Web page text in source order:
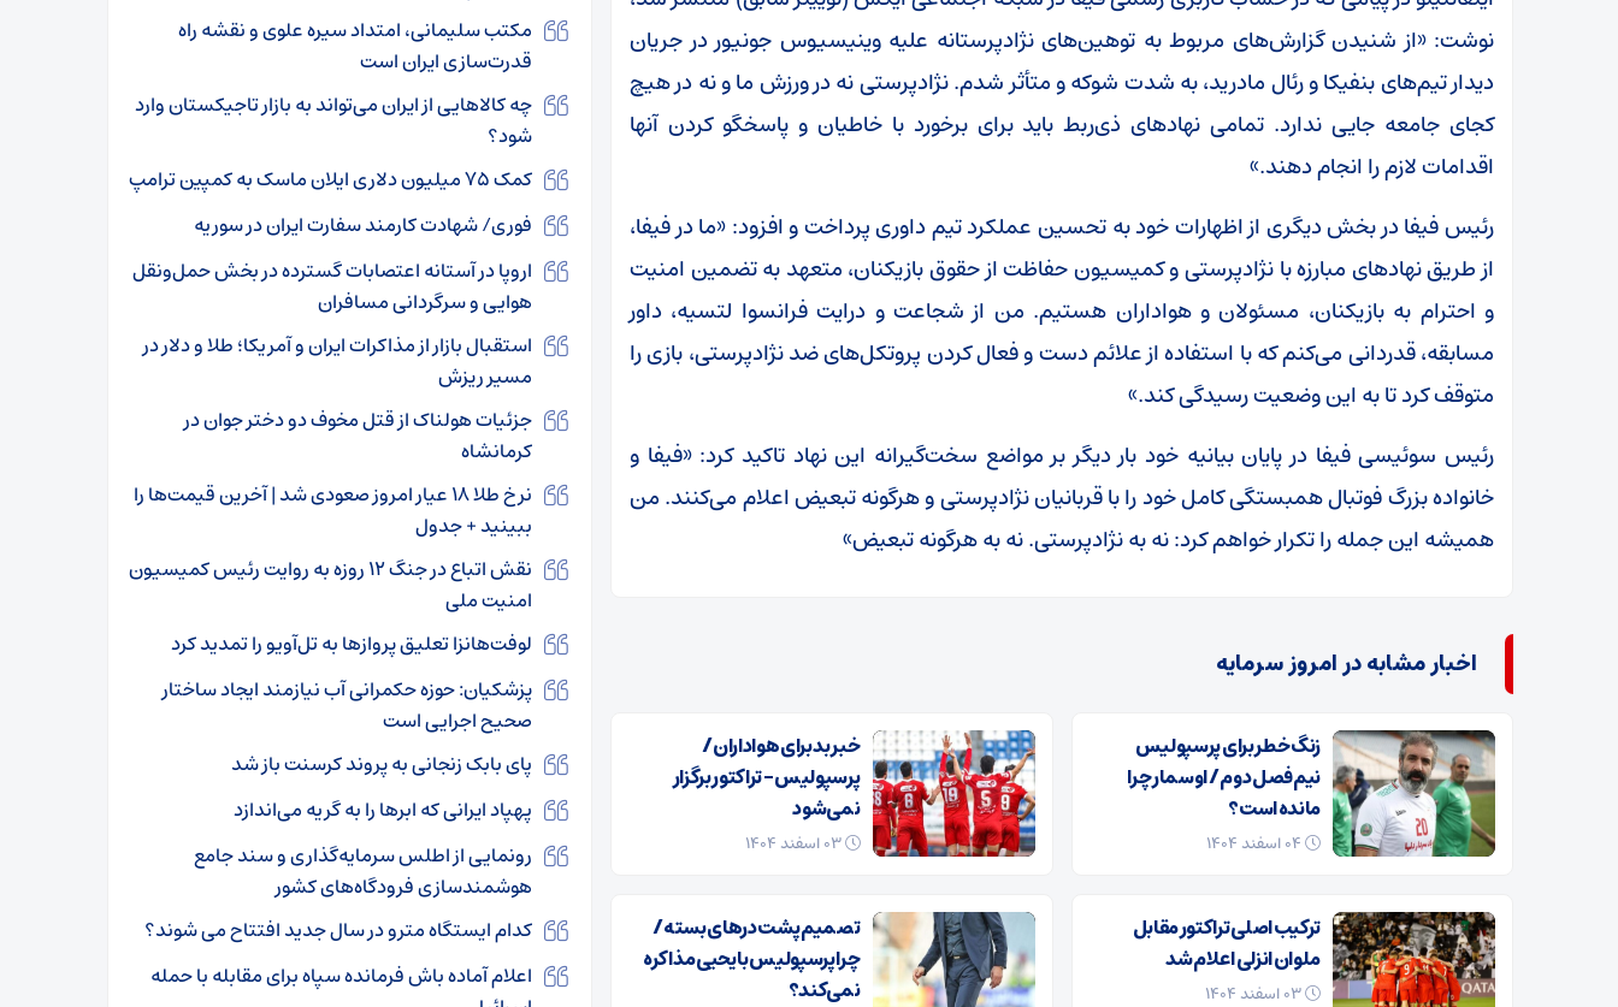
نوشت: «از شنیدن گزارش‌های مربوط به توهین‌های نژادپرستانه علیه وینیسیوس جونیور در جریان
دیدار تیم‌های بنفیکا و رئال مادرید، به شدت شوکه و متأثر شدم. نژادپرستی نه در ورزش ما و نه در هیچ
کجای جامعه جایی ندارد. تمامی نهاد‌های ذی‌ربط باید برای برخورد با خاطیان و پاسخگو کردن آنها
اقدامات لازم را انجام دهند.»
‏رئیس فیفا در بخش دیگری از اظهارات خود به تحسین عملکرد تیم داوری پرداخت و افزود: «ما در فیفا،
از طریق نهاد‌های مبارزه با نژادپرستی و کمیسیون حفاظت از حقوق بازیکنان، متعهد به تضمین امنیت
و احترام به بازیکنان، مسئولان و هواداران هستیم. من از شجاعت و درایت فرانسوا لتسیه، داور
مسابقه، قدردانی می‌کنم که با استفاده از علائم دست و فعال کردن پروتکل‌های ضد نژادپرستی، بازی را
متوقف کرد تا به این وضعیت رسیدگی کند.»
رئیس سوئیسی فیفا در پایان بیانیه خود بار دیگر بر مواضع سخت‌گیرانه این نهاد تاکید کرد: «فیفا و
خانواده بزرگ فوتبال همبستگی کامل خود را با قربانیان نژادپرستی و هرگونه تبعیض اعلام می‌کنند. من
همیشه این جمله را تکرار خواهم کرد: نه به نژادپرستی. نه به هرگونه تبعیض»
اخبار مشابه در امروز سرمایه
زنگ خطر برای پرسپولیس
نیم‌فصل دوم / اوسمار چرا
مانده است؟
خبر بد برای هواداران /
پرسپولیس – تراکتور برگزار
نمی‌شود
۰۳ اسفند ۱۴۰۴
ترکیب اصلی تراکتور مقابل
ملوان انزلی اعلام شد
تصمیم پشت در‌های بسته /
چرا پرسپولیس با یحیی مذاکره
نمی‌کند؟
مکتب سلیمانی، امتداد سیره علوی و نقشه راه
قدرت‌سازی ایران است
چه کالاهایی از ایران می‌تواند به بازار تاجیکستان وارد
شود؟
کمک ۷۵ میلیون دلاری ایلان ماسک به کمپین ترامپ
فوری/ شهادت کارمند سفارت ایران در سوریه
اروپا در آستانه اعتصابات گسترده در بخش حمل‌ونقل
هوایی و سرگردانی مسافران
استقبال بازار از مذاکرات ایران و آمریکا؛ طلا و دلار در
مسیر ریزش
جزئیات هولناک از قتل مخوف دو دختر جوان در
کرمانشاه
نرخ طلا ۱۸ عیار امروز صعودی شد | آخرین قیمت‌ها را
ببینید + جدول
نقش اتباع در جنگ ۱۲ روزه به روایت رئیس کمیسیون
امنیت ملی
لوفت‌هانزا تعلیق پروازها به تل‌آویو را تمدید کرد
پزشکیان: حوزه حکمرانی آب نیازمند ایجاد ساختار
صحیح اجرایی است
پای بابک زنجانی به پروند کرسنت باز شد
پهپاد ایرانی که ابرها را به گریه می‌اندازد
رونمایی از اطلس سرمایه‌گذاری و سند جامع
هوشمندسازی فرودگاه‌های کشور
کدام ایستگاه مترو در سال جدید افتتاح می شوند؟
اعلام آماده باش فرمانده سپاه برای مقابله با حمله